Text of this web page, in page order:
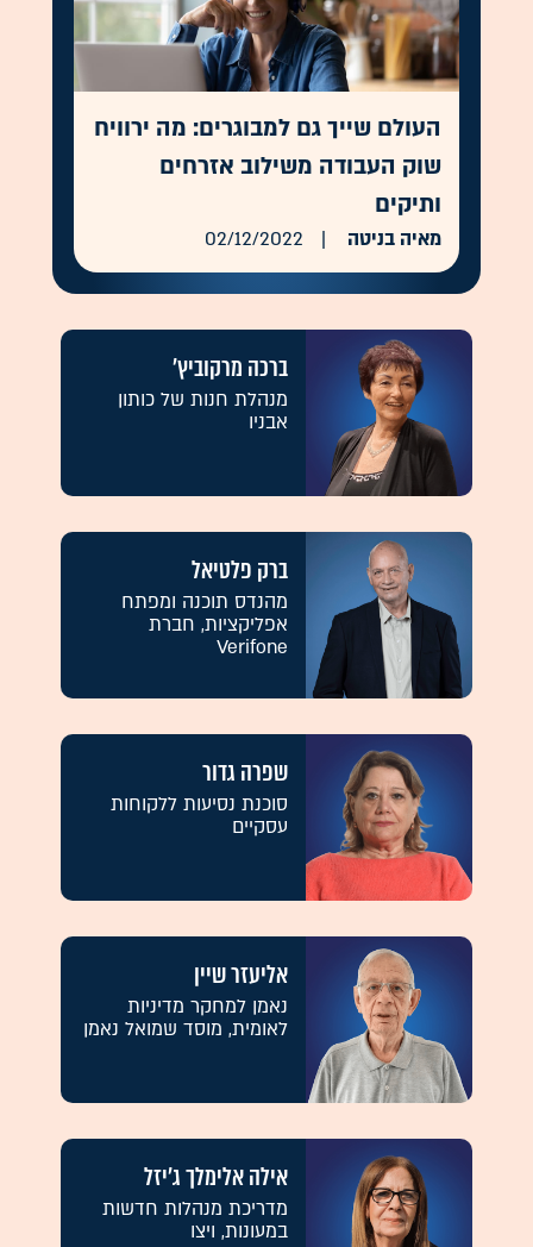
העולם שייך גם למבוגרים: מה ירוויח
שוק העבודה משילוב אזרחים
ותיקים
מאיה בניטה 02/12/2022
ברכה מרקוביץ'
מנהלת חנות של כותון
אבניו
ברק פלטיאל
מהנדס תוכנה ומפתח
אפליקציות, חברת
Verifone
שפרה גדור
סוכנת נסיעות ללקוחות
עסקיים
אליעזר שיין
נאמן למחקר מדיניות
לאומית, מוסד שמואל נאמן
אילה אלימלך ג'יזל
מדריכת מנהלות חדשות
במעונות, ויצו